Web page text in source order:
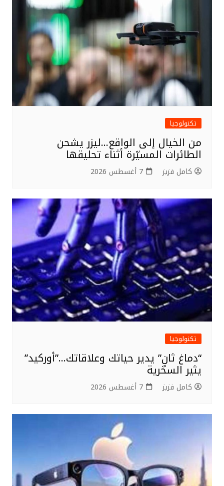
o
k
تكنولوجيا
من الخيال إلى الواقع…ليزر يشحن
الطائرات المسيّرة أثناء تحليقها
كامل فزيز 7 أغسطس 2026
تكنولوجيا
“دماغ ثانٍ” يدير حياتك وعلاقاتك…”أوركيد”
يثير السخرية
كامل فزيز 7 أغسطس 2026